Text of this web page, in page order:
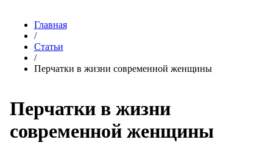
Главная
/
Статьи
/
Перчатки в жизни современной женщины
Перчатки в жизни
современной женщины